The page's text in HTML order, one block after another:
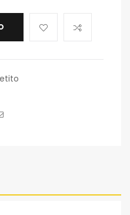
Correo